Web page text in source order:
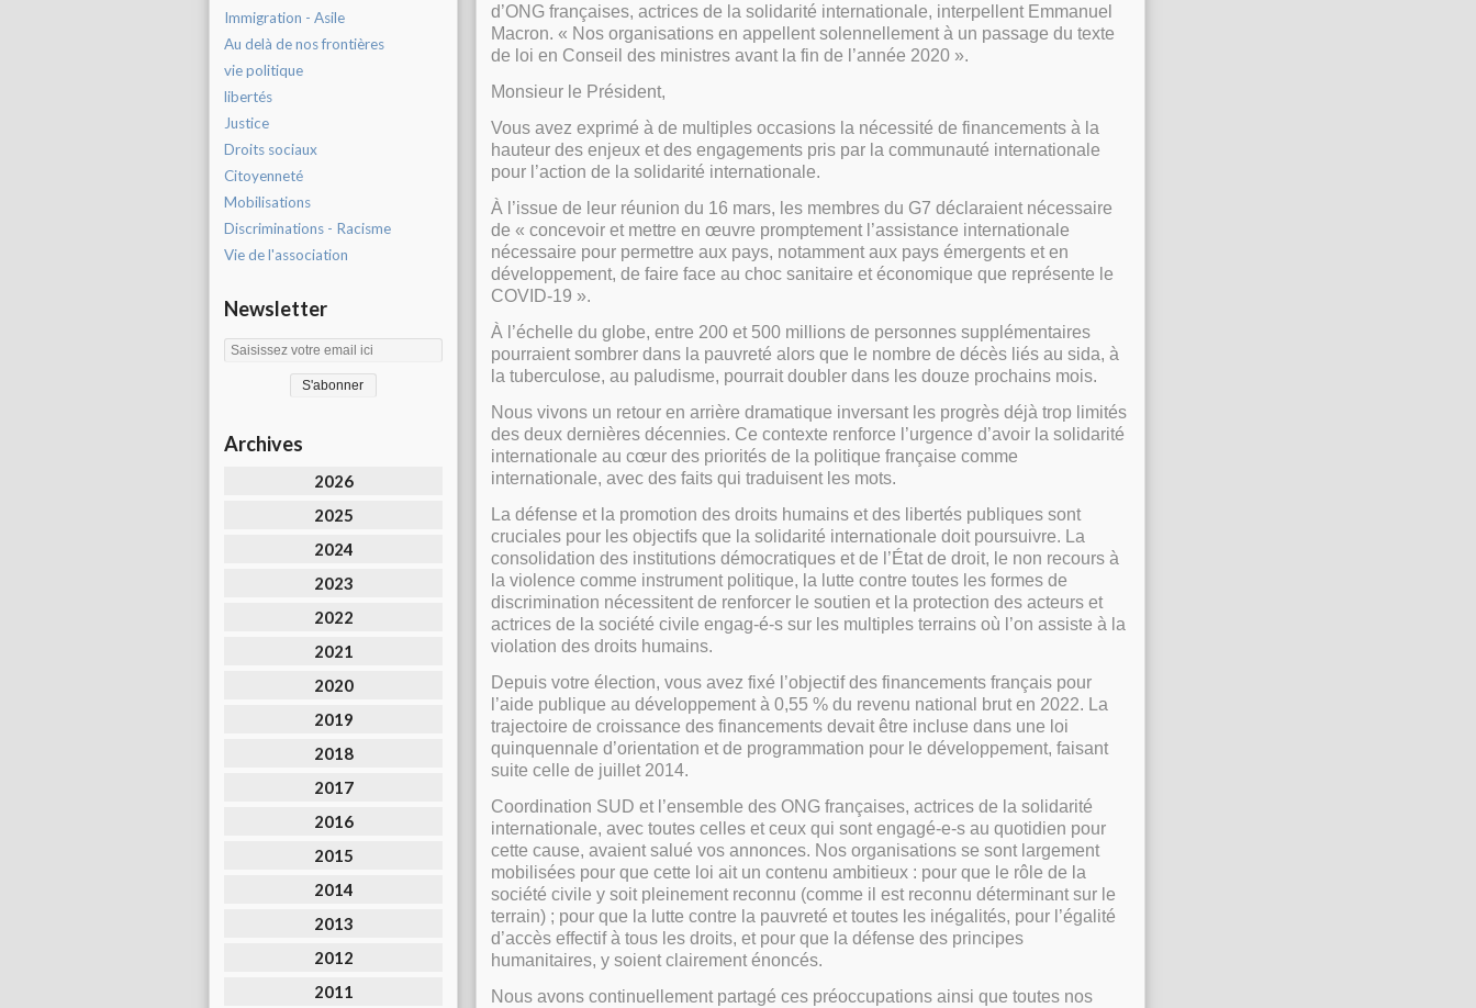
Immigration - Asile
Au delà de nos frontières
vie politique
libertés
Justice
Droits sociaux
Citoyenneté
Mobilisations
Discriminations - Racisme
Vie de l'association
Newsletter
Archives
2026
2025
2024
2023
2022
2021
2020
2019
2018
2017
2016
2015
2014
2013
2012
2011
d’ONG françaises, actrices de la solidarité internationale, interpellent Emmanuel
Macron. « Nos organisations en appellent solennellement à un passage du texte
de loi en Conseil des ministres avant la fin de l’année 2020 ».
Monsieur le Président,
Vous avez exprimé à de multiples occasions la nécessité de financements à la
hauteur des enjeux et des engagements pris par la communauté internationale
pour l’action de la solidarité internationale.
À l’issue de leur réunion du 16 mars, les membres du G7 déclaraient nécessaire
de « concevoir et mettre en œuvre promptement l’assistance internationale
nécessaire pour permettre aux pays, notamment aux pays émergents et en
développement, de faire face au choc sanitaire et économique que représente le
COVID-19 ».
À l’échelle du globe, entre 200 et 500 millions de personnes supplémentaires
pourraient sombrer dans la pauvreté alors que le nombre de décès liés au sida, à
la tuberculose, au paludisme, pourrait doubler dans les douze prochains mois.
Nous vivons un retour en arrière dramatique inversant les progrès déjà trop limités
des deux dernières décennies. Ce contexte renforce l’urgence d’avoir la solidarité
internationale au cœur des priorités de la politique française comme
internationale, avec des faits qui traduisent les mots.
La défense et la promotion des droits humains et des libertés publiques sont
cruciales pour les objectifs que la solidarité internationale doit poursuivre. La
consolidation des institutions démocratiques et de l’État de droit, le non recours à
la violence comme instrument politique, la lutte contre toutes les formes de
discrimination nécessitent de renforcer le soutien et la protection des acteurs et
actrices de la société civile engag-é-s sur les multiples terrains où l’on assiste à la
violation des droits humains.
Depuis votre élection, vous avez fixé l’objectif des financements français pour
l’aide publique au développement à 0,55 % du revenu national brut en 2022. La
trajectoire de croissance des financements devait être incluse dans une loi
quinquennale d’orientation et de programmation pour le développement, faisant
suite celle de juillet 2014.
Coordination SUD et l’ensemble des ONG françaises, actrices de la solidarité
internationale, avec toutes celles et ceux qui sont engagé-e-s au quotidien pour
cette cause, avaient salué vos annonces. Nos organisations se sont largement
mobilisées pour que cette loi ait un contenu ambitieux : pour que le rôle de la
société civile y soit pleinement reconnu (comme il est reconnu déterminant sur le
terrain) ; pour que la lutte contre la pauvreté et toutes les inégalités, pour l’égalité
d’accès effectif à tous les droits, et pour que la défense des principes
humanitaires, y soient clairement énoncés.
Nous avons continuellement partagé ces préoccupations ainsi que toutes nos